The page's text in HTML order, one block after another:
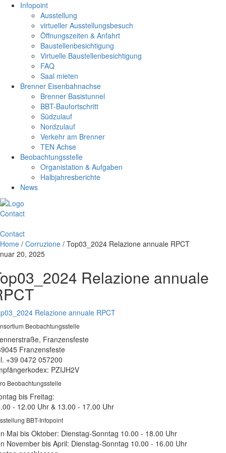
Infopoint
Ausstellung
virtueller Ausstellungsbesuch
Öffnungszeiten & Anfahrt
Baustellenbesichtigung
Virtuelle Baustellenbesichtigung
FAQ
Saal mieten
Brenner Eisenbahnachse
Brenner Basistunnel
BBT-Baufortschritt
Südzulauf
Nordzulauf
Verkehr am Brenner
TEN Achse
Beobachtungsstelle
Organistation & Aufgaben
Halbjahresberichte
News
Contact
Contact
Home / Corruzione / Top03_2024 Relazione annuale RPCT
20, 2025
Relazione annuale
Relazione annuale RPCT
Beobachtungsstelle
Franzensfeste
Franzensfeste
+39 0472 057200
PZIJH2V
Beobachtungsstelle
bis Freitag:
- 12.00 Uhr & 13.00 - 17.00 Uhr
BBT-Infopoint
Mai bis Oktober: Dienstag-Sonntag 10.00 - 18.00 Uhr
November bis April: Dienstag-Sonntag 10.00 - 16.00 Uhr